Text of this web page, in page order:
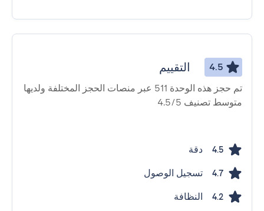
4.5 التقييم
تم حجز هذه الوحدة 511 عبر منصات الحجز المختلفة ولديها
متوسط ​​تصنيف 4.5/5
4.5 دقة
4.7 تسجيل الوصول
4.2 النظافة